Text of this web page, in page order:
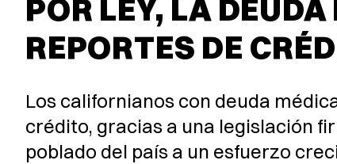
POR LEY, LA
REPORTES DE
Los californianos con deuda
crédito, gracias a una legislación
poblado del país a un esfuerzo